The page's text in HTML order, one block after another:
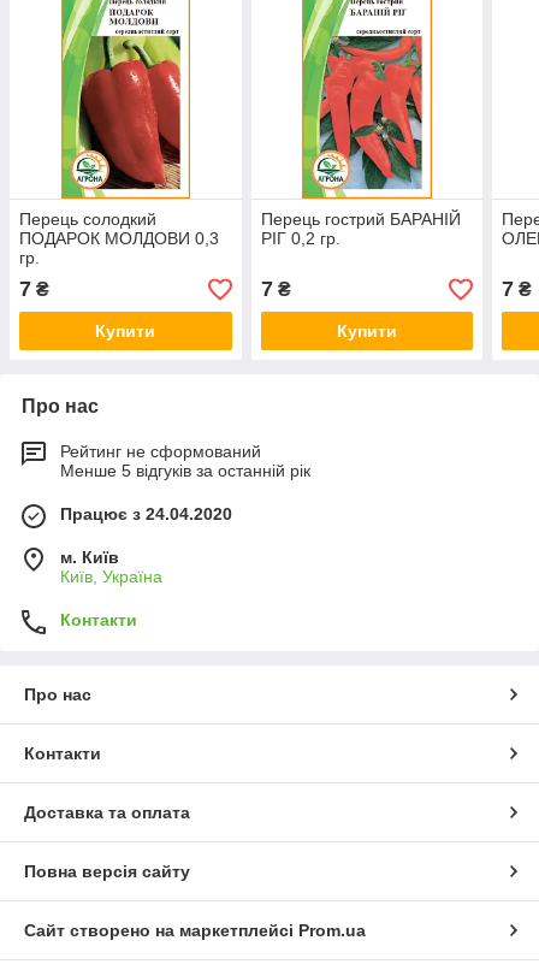
Перець солодкий
ПОДАРОК МОЛДОВИ 0,3
гр.
7 ₴
Купити
Перець гострий БАРАНІЙ
РІГ 0,2 гр.
7₴
Купити
7 ₴
Про нас
Рейтинг не сформований
Менше 5 відгуків за останній рік
Працює з 24.04.2020
м. Київ
Київ, Україна
Контакти
Про нас
Контакти
Доставка та оплата
Повна версія сайту
Сайт створено на маркетплейсі Prom.ua